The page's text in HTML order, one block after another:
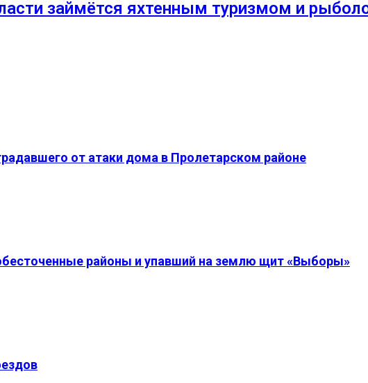
займётся яхтенным туризмом и
от атаки дома в Пролетарском районе
районы и упавший на землю щит «Выборы»